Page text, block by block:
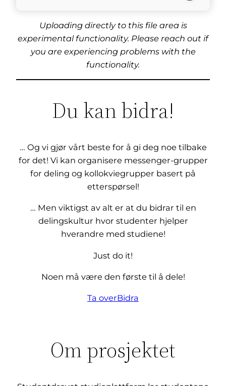
Uploading directly to this file area is
experimental functionality. Please reach out if
you are experiencing problems with the
functionality.
Du kan bidra!
… Og vi gjør vårt beste for å gi deg noe tilbake
for det! Vi kan organisere messenger-grupper
for deling og kollokviegrupper basert på
etterspørsel!
… Men viktigst av alt er at du bidrar til en
delingskultur hvor studenter hjelper
hverandre med studiene!
Just do it!
Noen må være den første til å dele!
Ta overBidra
Om prosjektet